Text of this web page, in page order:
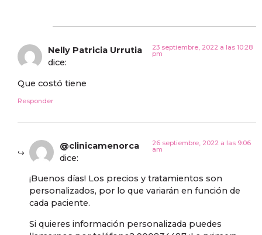
Nelly Patricia Urrutia
dice:
23 septiembre, 2022 a las 10:28
pm
Que costó tiene
Responder
@clinicamenorca
dice:
26 septiembre, 2022 a las 9:06
am
¡Buenos días! Los precios y tratamientos son
personalizados, por lo que variarán en función de
cada paciente.
Si quieres información personalizada puedes